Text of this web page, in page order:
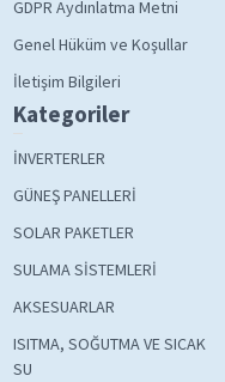
GDPR Aydınlatma Metni
Genel Hüküm ve Koşullar
İletişim Bilgileri
Kategoriler
İNVERTERLER
GÜNEŞ PANELLERİ
SOLAR PAKETLER
SULAMA SİSTEMLERİ
AKSESUARLAR
ISITMA, SOĞUTMA VE SICAK
SU